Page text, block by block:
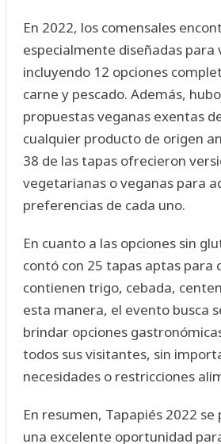
En 2022, los comensales
especialmente diseñadas para
incluyendo 12 opciones
carne y pescado. Además,
propuestas veganas exentas
cualquier producto de origen
38 de las tapas ofrecieron
vegetarianas o veganas para
preferencias de cada uno.
En cuanto a las opciones sin
contó con 25 tapas aptas para
contienen trigo, cebada,
esta manera, el evento busca
brindar opciones
todos sus visitantes, sin
necesidades o restricciones
En resumen, Tapapiés 2022
una excelente oportunidad